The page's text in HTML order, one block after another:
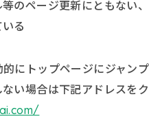
等のページ更新にともない
る
にトップページにジャンプ
い場合は下記アドレスをク